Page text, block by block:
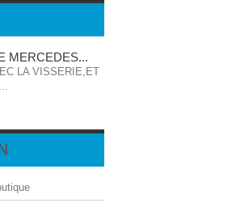
MERCEDES...
LA VISSERIE,ET